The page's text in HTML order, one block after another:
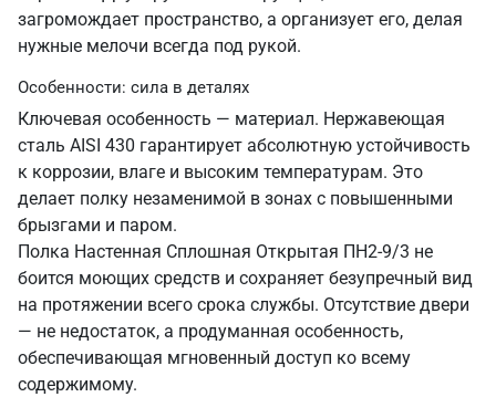
загромождает пространство, а организует его, делая
нужные мелочи всегда под рукой.
Особенности: сила в деталях
Ключевая особенность — материал. Нержавеющая
сталь AISI 430 гарантирует абсолютную устойчивость
к коррозии, влаге и высоким температурам. Это
делает полку незаменимой в зонах с повышенными
брызгами и паром.
Полка Настенная Сплошная Открытая ПН2-9/3 не
боится моющих средств и сохраняет безупречный вид
на протяжении всего срока службы. Отсутствие двери
— не недостаток, а продуманная особенность,
обеспечивающая мгновенный доступ ко всему
содержимому.